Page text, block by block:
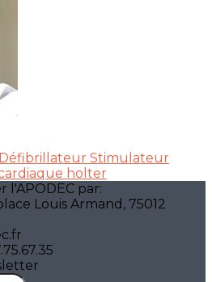
Défibrillateur Stimulateur
holter
l'APODEC par:
Louis Armand, 75012